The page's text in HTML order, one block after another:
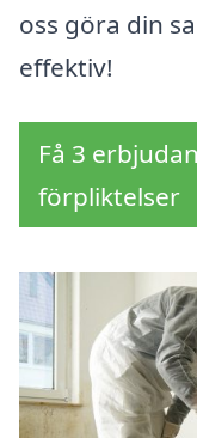
oss göra din
effektiv!
Få 3
förpliktelser